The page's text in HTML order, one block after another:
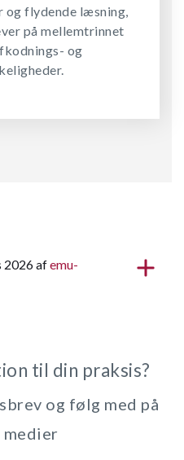
og flydende læsning,
på mellemtrinnet
og
2026 afemu-
til din praksis?
og følg med på
medier